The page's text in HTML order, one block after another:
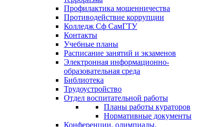
Профилактика мошенничества
Противодействие коррупции
Колледж Сф СамГТУ
Контакты
Учебные планы
Расписание занятий и экзаменов
Электронная информационно-
образовательная среда
Библиотека
Трудоустройство
Отдел воспитательной работы
Планы работы кураторов
Нормативные документы
Конференции, олимпиады,